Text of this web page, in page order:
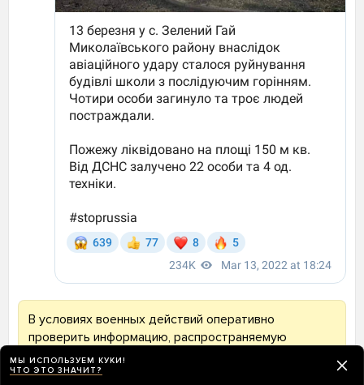
В условиях военных действий оперативно
проверить информацию, распространяемую
сторонами конфликта, невозможно.
МЫ ИСПОЛЬЗУЕМ КУКИ!
ЧТО ЭТО ЗНАЧИТ?